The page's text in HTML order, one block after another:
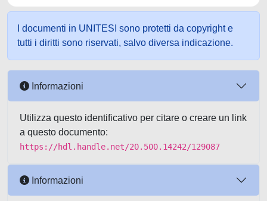
I documenti in UNITESI sono protetti da copyright e
tutti i diritti sono riservati, salvo diversa indicazione.
Informazioni
Utilizza questo identificativo per citare o creare un link
a questo documento:
https://hdl.handle.net/20.500.14242/129087
Informazioni